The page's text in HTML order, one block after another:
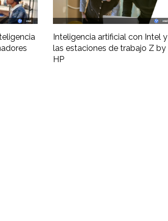
Inteligencia artificial con Intel y
las estaciones de trabajo Z by
HP